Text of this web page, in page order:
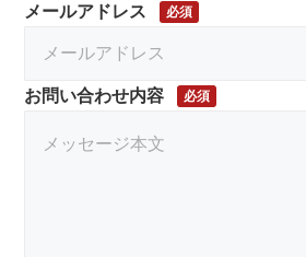
メールアドレス 必須
お問い合わせ内容 必須